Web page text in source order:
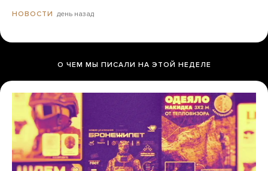
НОВОСТИ день назад
О ЧЕМ МЫ ПИСАЛИ НА ЭТОЙ НЕДЕЛЕ